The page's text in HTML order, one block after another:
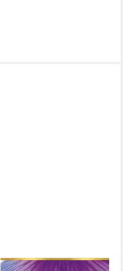
DOVE / UNILEVER